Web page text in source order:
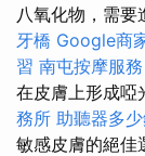
八氧化物，需要
牙橋 Google商
習 南屯按摩服務
在皮膚上形成啞
務所 助聽器多
敏感皮膚的絕佳